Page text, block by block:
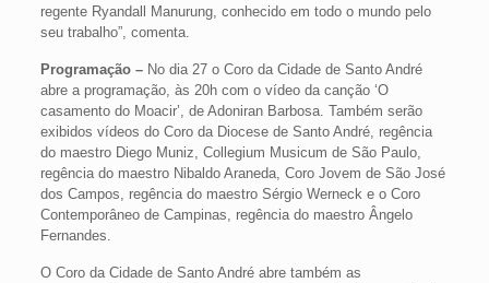
regente Ryandall Manurung, conhecido em todo o mundo pelo
seu trabalho”, comenta.
Programação –No dia 27 o Coro da Cidade de Santo André
abre a programação, às 20h com o vídeo da canção ‘O
casamento do Moacir’, de Adoniran Barbosa. Também serão
exibidos vídeos do Coro da Diocese de Santo André, regência
do maestro Diego Muniz, Collegium Musicum de São Paulo,
regência do maestro Nibaldo Araneda, Coro Jovem de São José
dos Campos, regência do maestro Sérgio Werneck e o Coro
Contemporâneo de Campinas, regência do maestro Ângelo
Fernandes.
O Coro da Cidade de Santo André abre também as